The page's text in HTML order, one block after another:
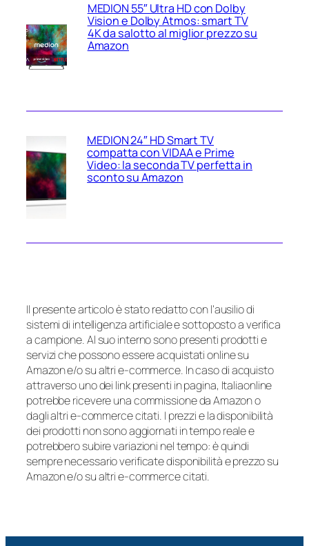
MEDION 55″ Ultra HD con Dolby
Vision e Dolby Atmos: smart TV
4K da salotto al miglior prezzo su
Amazon
MEDION 24″ HD Smart TV
compatta con VIDAA e Prime
Video: la seconda TV perfetta in
sconto su Amazon
Il presente articolo è stato redatto con l’ausilio di
sistemi di intelligenza artificiale e sottoposto a verifica
a campione. Al suo interno sono presenti prodotti e
servizi che possono essere acquistati online su
Amazon e/o su altri e-commerce. In caso di acquisto
attraverso uno dei link presenti in pagina, Italiaonline
potrebbe ricevere una commissione da Amazon o
dagli altri e-commerce citati. I prezzi e la disponibilità
dei prodotti non sono aggiornati in tempo reale e
potrebbero subire variazioni nel tempo: è quindi
sempre necessario verificate disponibilità e prezzo su
Amazon e/o su altri e-commerce citati.